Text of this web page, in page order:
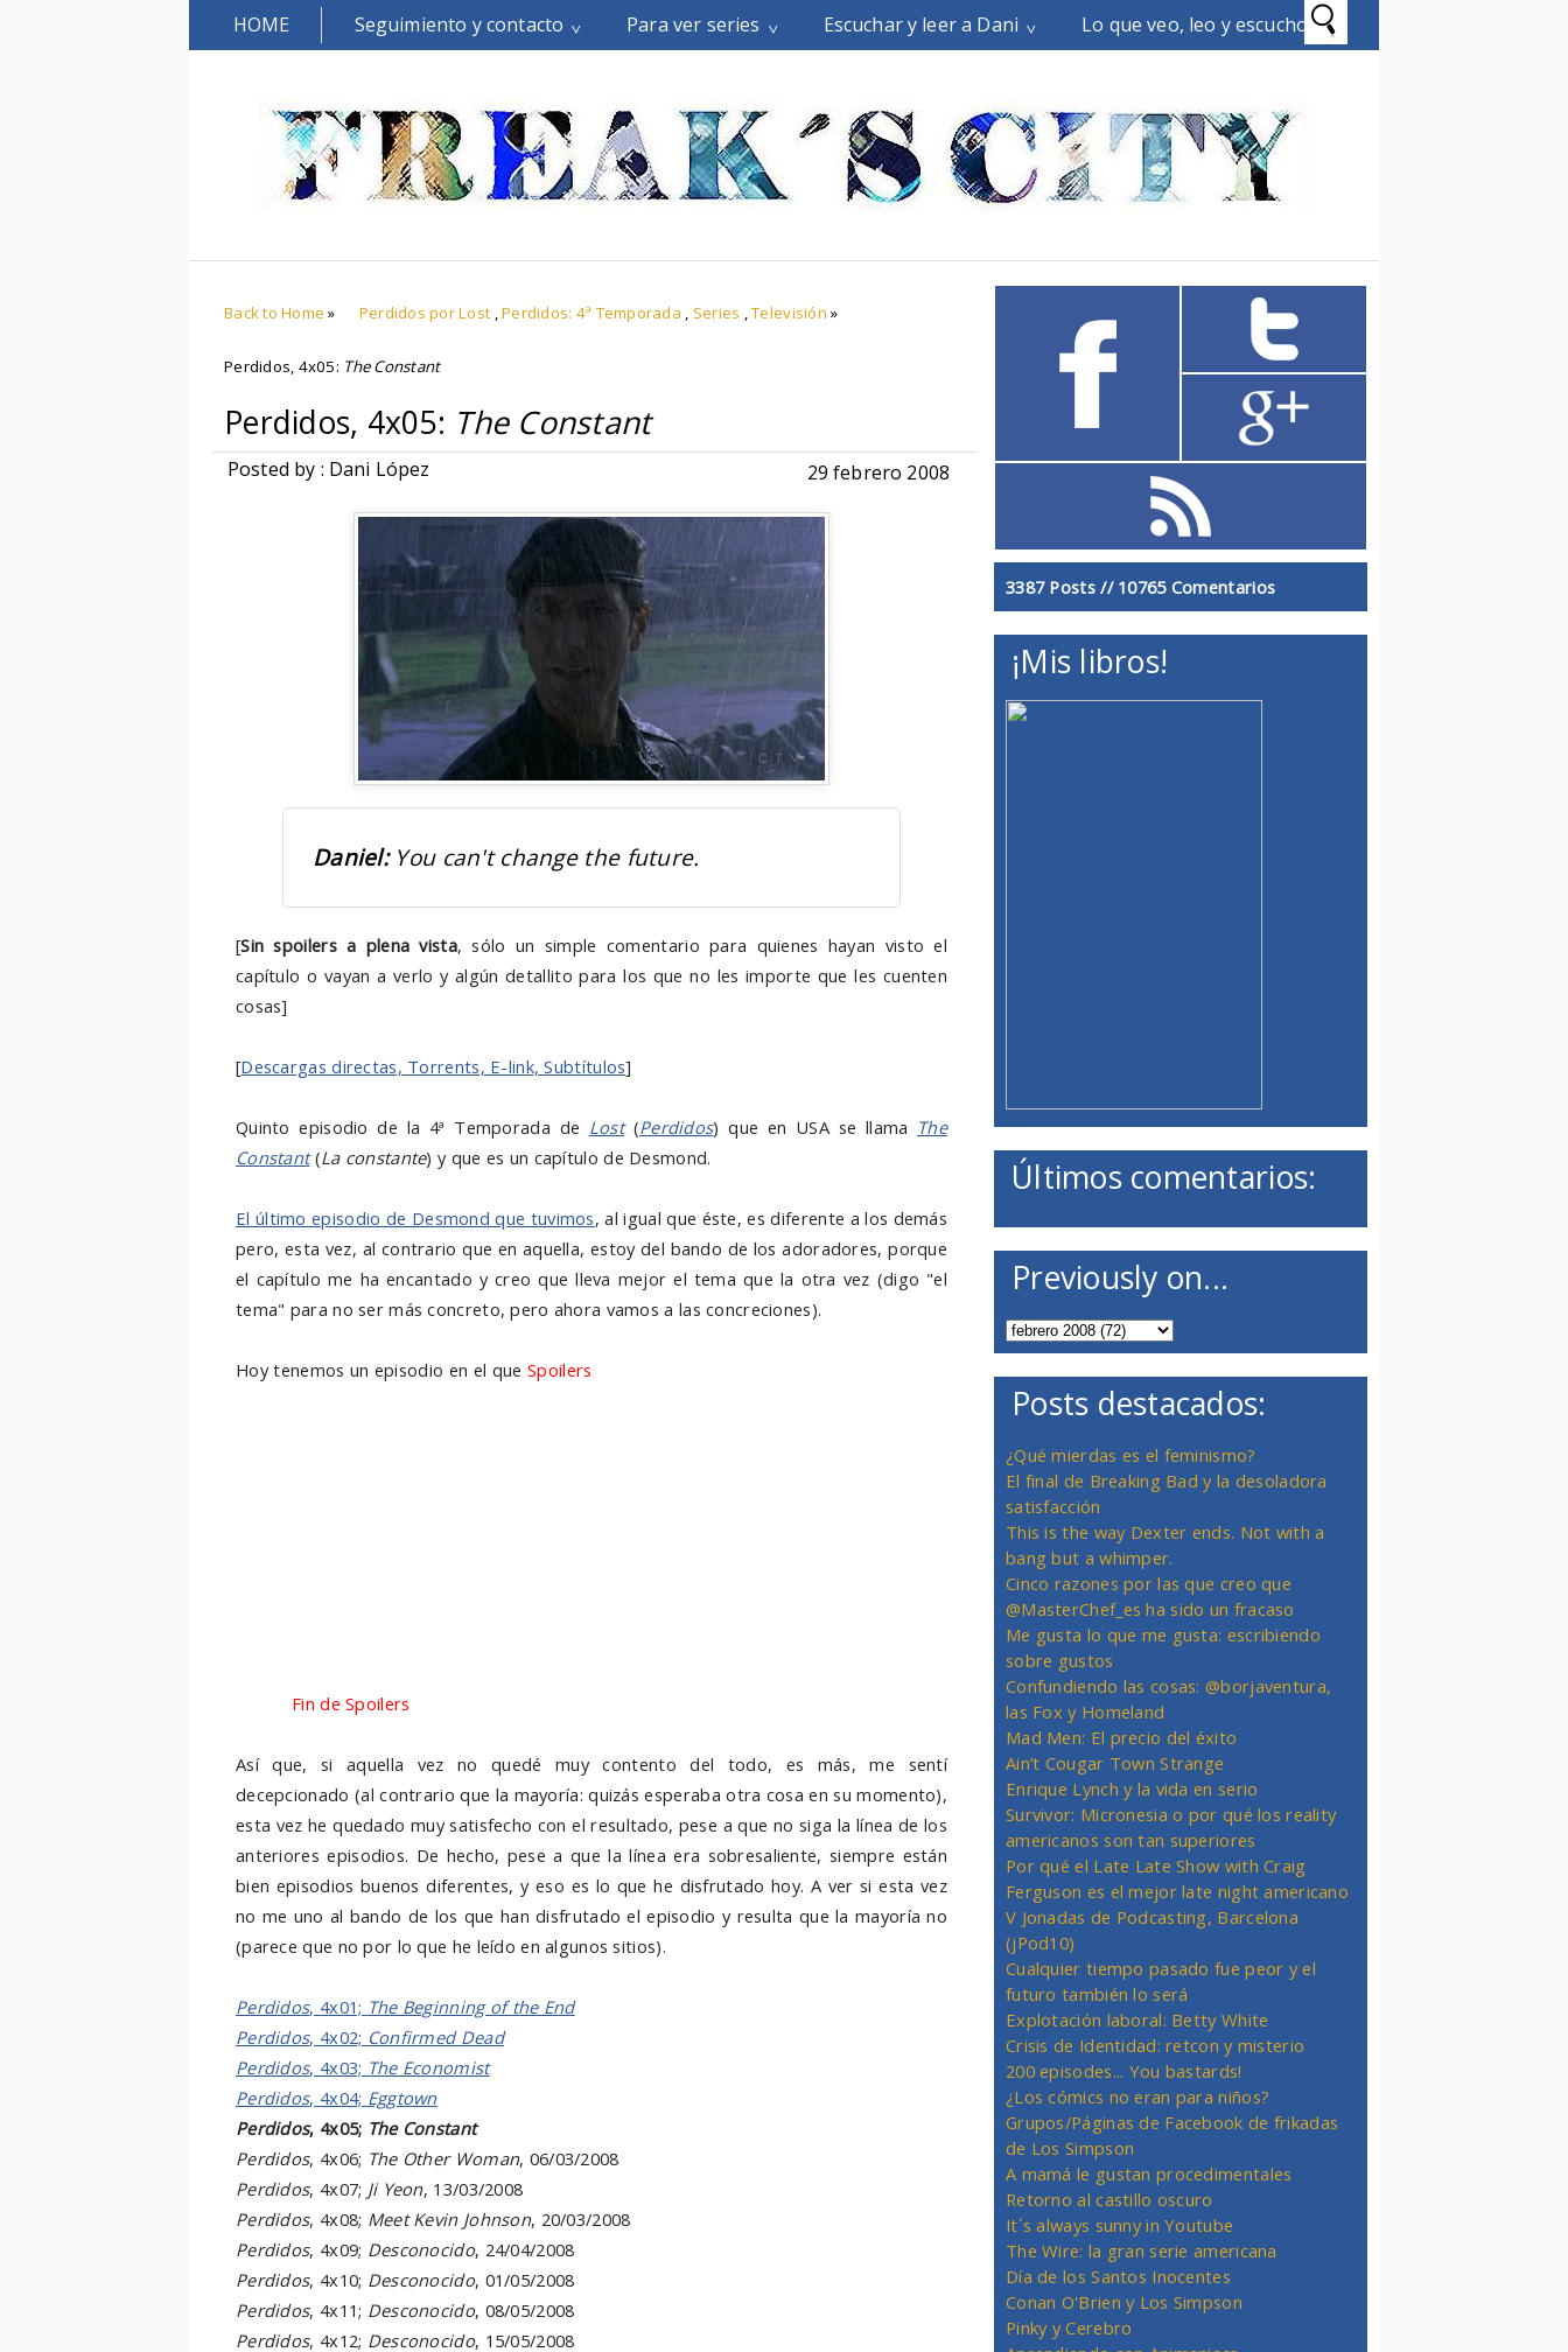
HOME Seguimiento y contacto Para ver series Escuchar y leer a Dani Lo que veo, leo y escucho
Back to Home » Perdidos por Lost ,Perdidos: 4ª Temporada , Series ,Televisión »
Perdidos, 4x05: The Constant
Perdidos, 4x05: The Constant
Posted by : Dani López 29 febrero 2008
Daniel:You can't change the future.
[Sin spoilers a plena vista, sólo un simple comentario para quienes hayan visto el
capítulo o vayan a verlo y algún detallito para los que no les importe que les cuenten
cosas]
[Descargas directas, Torrents, E-link,Subtítulos]
Quinto episodio de la 4ª Temporada de Lost(Perdidos) que en USA se llama The
Constant(La constante) y que es un capítulo de Desmond.
El último episodio de Desmond que tuvimos, al igual que éste, es diferente a los demás
pero, esta vez, al contrario que en aquella, estoy del bando de los adoradores, porque
el capítulo me ha encantado y creo que lleva mejor el tema que la otra vez (digo "el
tema" para no ser más concreto, pero ahora vamos a las concreciones).
Hoy tenemos un episodio en el queSpoilers
Fin de Spoilers
Así que, si aquella vez no quedé muy contento del todo, es más, me sentí
decepcionado (al contrario que la mayoría: quizás esperaba otra cosa en su momento),
esta vez he quedado muy satisfecho con el resultado, pese a que no siga la línea de los
anteriores episodios. De hecho, pese a que la línea era sobresaliente, siempre están
bien episodios buenos diferentes, y eso es lo que he disfrutado hoy. A ver si esta vez
no me uno al bando de los que han disfrutado el episodio y resulta que la mayoría no
(parece que no por lo que he leído en algunos sitios).
Perdidos, 4x01; The Beginning of the End
Perdidos, 4x02; Confirmed Dead
Perdidos, 4x03; The Economist
Perdidos, 4x04; Eggtown
Perdidos, 4x05; The Constant
Perdidos, 4x06; The Other Woman, 06/03/2008
Perdidos, 4x07; Ji Yeon, 13/03/2008
Perdidos, 4x08; Meet Kevin Johnson, 20/03/2008
Perdidos, 4x09; Desconocido, 24/04/2008
Perdidos, 4x10; Desconocido, 01/05/2008
Perdidos, 4x11; Desconocido, 08/05/2008
Perdidos, 4x12; Desconocido, 15/05/2008
3387 Posts // 10765 Comentarios
¡Mis libros!
Últimos comentarios:
Previously on...
Posts destacados:
¿Qué mierdas es el feminismo?
El final de Breaking Bad y la desoladora
satisfacción
This is the way Dexter ends. Not with a
bang but a whimper.
Cinco razones por las que creo que
@MasterChef_es ha sido un fracaso
Me gusta lo que me gusta: escribiendo
sobre gustos
Confundiendo las cosas: @borjaventura,
las Fox y Homeland
Mad Men: El precio del éxito
Ain’t Cougar Town Strange
Enrique Lynch y la vida en serio
Survivor: Micronesia o por qué los reality
americanos son tan superiores
Por qué el Late Late Show with Craig
Ferguson es el mejor late night americano
V Jonadas de Podcasting, Barcelona
(jPod10)
Cualquier tiempo pasado fue peor y el
futuro también lo será
Explotación laboral: Betty White
Crisis de Identidad: retcon y misterio
200 episodes... You bastards!
¿Los cómics no eran para niños?
Grupos/Páginas de Facebook de frikadas
de Los Simpson
A mamá le gustan procedimentales
Retorno al castillo oscuro
It´s always sunny in Youtube
The Wire: la gran serie americana
Día de los Santos Inocentes
Conan O'Brien y Los Simpson
Pinky y Cerebro